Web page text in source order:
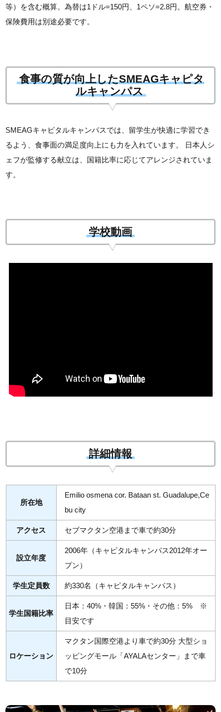
等）を含む概算。為替は1ドル=150円、1ペソ=2.8円。航空券・
保険費用は別途必要です。
食事の質が向上したSMEAGキャピタ
ルキャンパス
SMEAGキャピタルキャンパスでは、留学生が快適に学習でき
るよう、食事面の満足度向上にも力を入れています。 日本人シ
ェフが監修する献立は、国籍比率に応じてアレンジされていま
す。
学校動画
詳細情報
所在地
Emilio osmena cor. Bataan st. Guadalupe,Ce
bu city
アクセス セブマクタン空港まで車で約30分
設立年度
2006年（キャピタルキャンパス2012年オー
プン）
学生定員数 約330名（キャピタルキャンパス）
学生国籍比率
日本：40%・韓国：55%・その他：5% ※
目安です
ロケーション
マクタン国際空港より車で約30分 大型ショ
ッピングモール「AYALAセンター」まで車
で10分